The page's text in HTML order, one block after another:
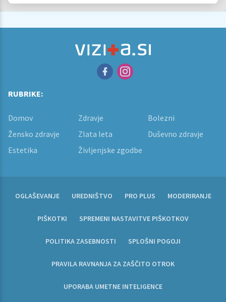
RUBRIKE:
Domov Zdravje
Bolezni
Žensko zdravje
Zlata leta
Duševno zdravje
Estetika
Življenjske zgodbe
OGLAŠEVANJE UREDNIŠTVO PRO PLUS MODERIRANJE
PIŠKOTKI SPREMENI NASTAVITVE PIŠKOTKOV
POLITIKA ZASEBNOSTI SPLOŠNI POGOJI
PRAVILA RAVNANJA ZA ZAŠČITO OTROK
UPORABA UMETNE INTELIGENCE